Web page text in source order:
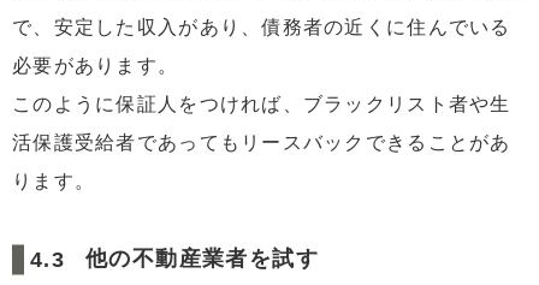
で、安定した収入があり、債務者の近くに住んでいる
必要があります。
このように保証人をつければ、ブラックリスト者や生
活保護受給者であってもリースバックできることがあ
ります。
他の不動産業者を試す